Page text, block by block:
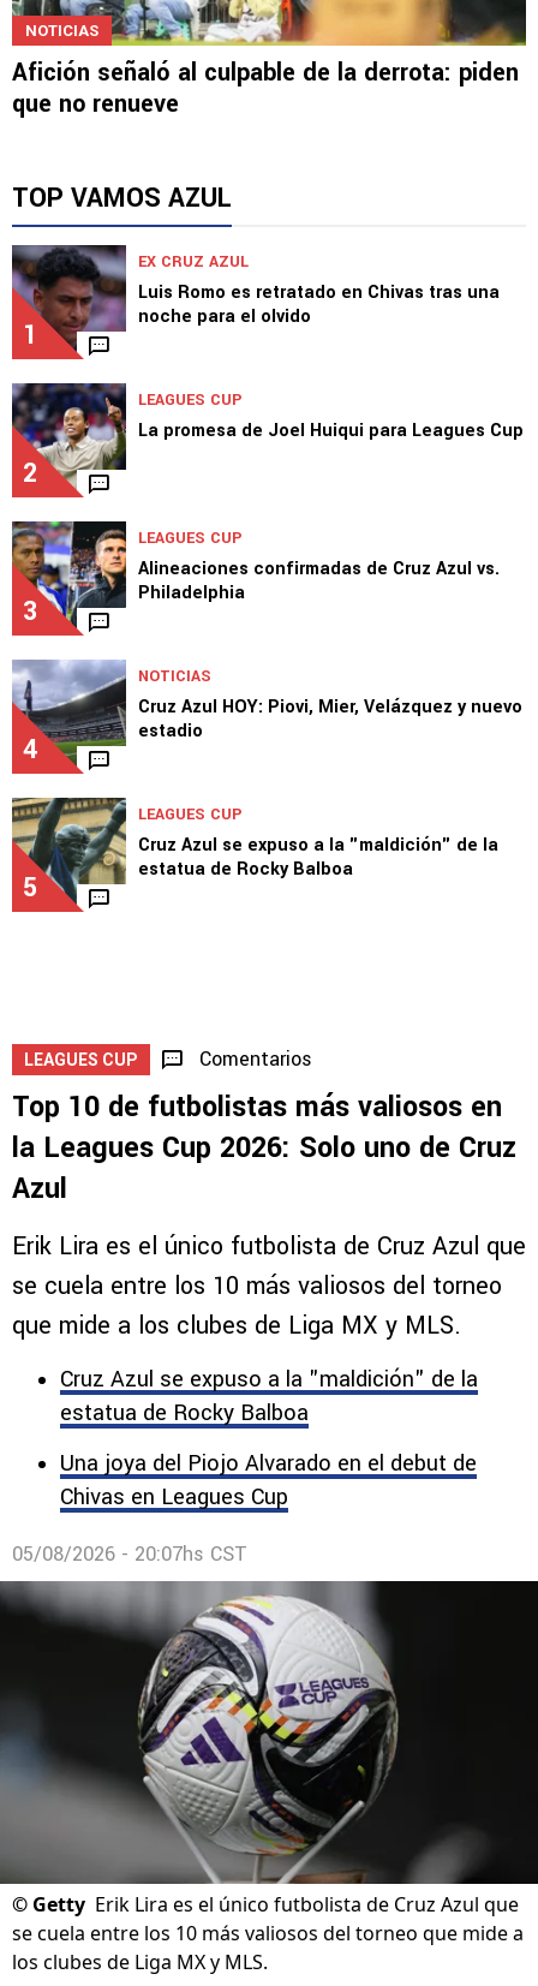
NOTICIAS
Afición señaló al culpable de la derrota: piden
que no renueve
TOP VAMOS AZUL
1
EX CRUZ AZUL
Luis Romo es retratado en Chivas tras una
noche para el olvido
2
LEAGUES CUP
La promesa de Joel Huiqui para Leagues Cup
3
LEAGUES CUP
Alineaciones confirmadas de Cruz Azul vs.
Philadelphia
4
NOTICIAS
Cruz Azul HOY: Piovi, Mier, Velázquez y nuevo
estadio
5
LEAGUES CUP
Cruz Azul se expuso a la "maldición" de la
estatua de Rocky Balboa
LEAGUES CUP Comentarios
Top 10 de futbolistas más valiosos en
la Leagues Cup 2026: Solo uno de Cruz
Azul
Erik Lira es el único futbolista de Cruz Azul que
se cuela entre los 10 más valiosos del torneo
que mide a los clubes de Liga MX y MLS.
Cruz Azul se expuso a la "maldición" de la
estatua de Rocky Balboa
Una joya del Piojo Alvarado en el debut de
Chivas en Leagues Cup
05/08/2026 - 20:07hs CST
© Getty Erik Lira es el único futbolista de Cruz Azul que
se cuela entre los 10 más valiosos del torneo que mide a
los clubes de Liga MX y MLS.